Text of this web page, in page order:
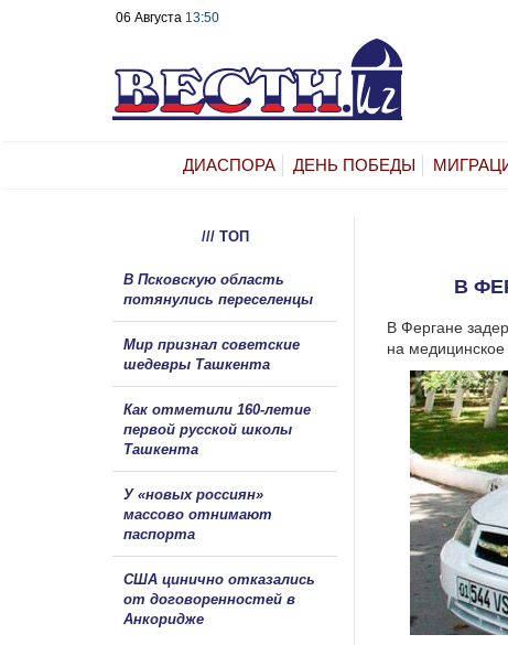
06 Августа 13:50
ДИАСПОРА ДЕНЬ ПОБЕДЫ
В
В Фергане
на медицинское
/// ТОП
В Псковскую область
потянулись переселенцы
Мир признал советские
шедевры Ташкента
Как отметили 160-летие
первой русской школы
Ташкента
У «новых россиян»
массово отнимают
паспорта
США цинично отказались
от договоренностей в
Анкоридже